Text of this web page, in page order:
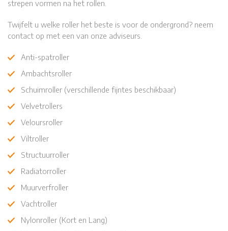
strepen vormen na het rollen.
Twijfelt u welke roller het beste is voor de ondergrond? neem
contact op met een van onze adviseurs.
Anti-spatroller
Ambachtsroller
Schuimroller (verschillende fijntes beschikbaar)
Velvetrollers
Veloursroller
Viltroller
Structuurroller
Radiatorroller
Muurverfroller
Vachtroller
Nylonroller (Kort en Lang)